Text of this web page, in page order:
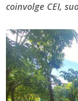
coinvolge CEI,